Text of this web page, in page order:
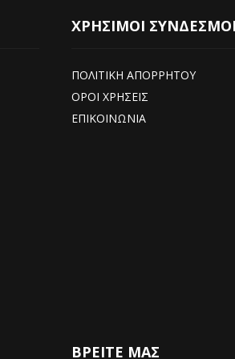
ΧΡΗΣΙΜΟΙ
ΠΟΛΙΤΙΚΗ ΑΠΟΡΡΗΤΟΥ
ΟΡΟΙ ΧΡΗΣΕΙΣ
ΕΠΙΚΟΙΝΩΝΙΑ
ΒΡΕΊΤΕ ΜΑΣ